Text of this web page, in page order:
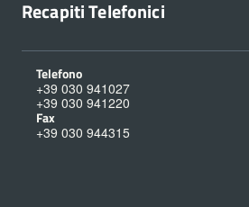
Recapiti Telefonici
Telefono
+39 030 941027
+39 030 941220
Fax
+39 030 944315